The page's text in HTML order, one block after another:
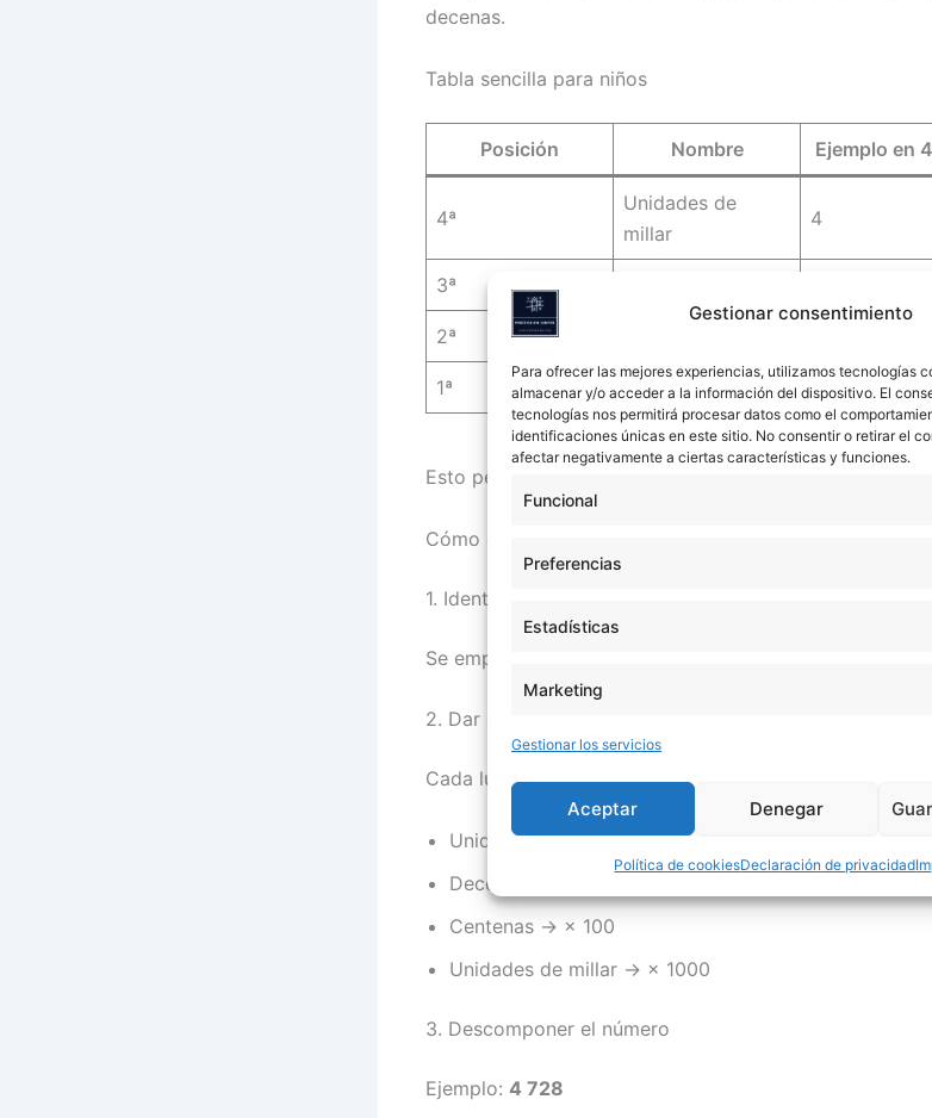
Gestionar consentimiento
Para ofrecer las mejores experiencias, utilizamos tecnologías
almacenar y/o acceder a la información del dispositivo. El
tecnologías nos permitirá procesar datos como el
identificaciones únicas en este sitio. No consentir o retirar el
afectar negativamente a ciertas características y funciones.
Funcional
Preferencias
Estadísticas
Marketing
Gestionar los servicios
Aceptar Denegar
Política de cookiesDeclaración de privacidad
decenas.
Tabla sencilla para niños
Posición Nombre Ejemplo en
4ª
Unidades de
millar
4
3ª
2ª
1ª Unidades 2
Esto permite ver que un número se construye
Cómo explicar el valor posicional paso a paso
1. Identificar cada cifra
Se empieza leyendo el número de
2. Dar el valor correcto
Cada lugar multiplica a la cifra por su peso:
Unidades → × 1
Decenas → × 10
Centenas → × 100
Unidades de millar → × 1000
3. Descomponer el número
Ejemplo: 4 728